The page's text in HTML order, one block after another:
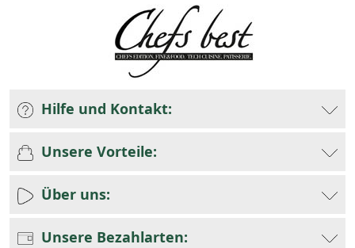
Hilfe und Kontakt:
Unsere Vorteile:
Über uns:
Unsere Bezahlarten: